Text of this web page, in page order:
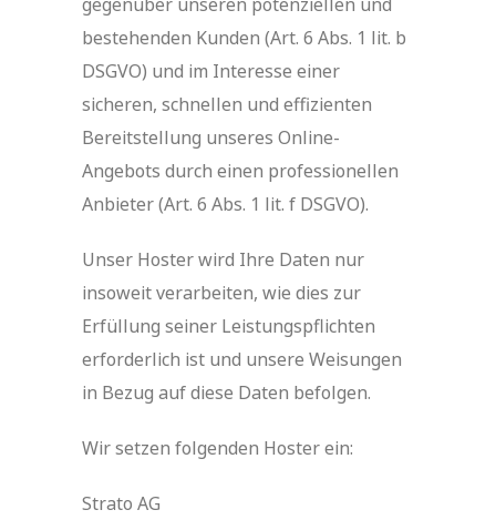
bestehenden Kunden (Art. 6 Abs. 1 lit. b
DSGVO) und im Interesse einer
sicheren, schnellen und effizienten
Bereitstellung unseres Online-
Angebots durch einen professionellen
Anbieter (Art. 6 Abs. 1 lit. f DSGVO).
Unser Hoster wird Ihre Daten nur
insoweit verarbeiten, wie dies zur
Erfüllung seiner Leistungspflichten
erforderlich ist und unsere Weisungen
in Bezug auf diese Daten befolgen.
Wir setzen folgenden Hoster ein:
Strato AG